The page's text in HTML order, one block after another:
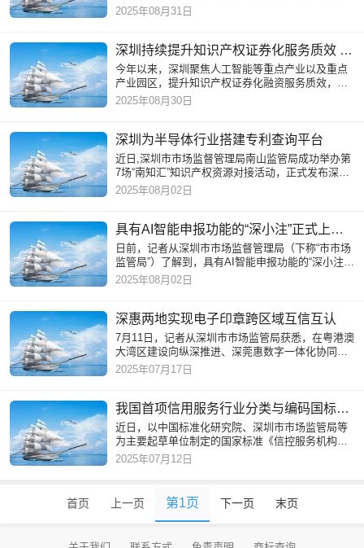
突破100万户，达到1003102户，实现历史性跨越。
2025年08月31日
深圳持续提升知识产权证券化服务质效 金融“活水”澎湃科创高地
今年以来，深圳聚焦人工智能等重点产业以及重点
产业园区，提升知识产权证券化融资服务质效，推
动知识产权金融资源向关键领域集聚。近期，深圳
2025年08月30日
深圳为半导体行业搭建专利查询平台
近日,深圳市市场监督管理局南山监管局成功举办第
7场“南知汇”知识产权资源对接活动，正式发布深圳
市半导体行业专利导航查询平台。
2025年08月02日
具有AI智能申报功能的“深小注”正式上线，申办营业执照像微信聊天一样
日前，记者从深圳市市场监督管理局（下称“市市场
监管局”）了解到，具有AI智能申报功能的“深小注”
已正式上线，简单对话即可申办营业执照。申办时
2025年08月02日
深惠两地实现电子印章跨区域互信互认
7月11日，记者从深圳市市场监管局获悉，在粤港澳
大湾区建设向纵深推进、深莞惠数字一体化协同发
展加速落地的时期，深圳与惠州正式实现电子印章
2025年07月17日
我国首项信用服务行业分类与编码国标实施
近日，以中国标准化研究院、深圳市市场监管局等
为主要起草单位制定的国家标准《信控服务机构分
类及编码规范》（GB/T 45805-2025)正式发布实
2025年07月12日
首页 上一页 第1页 下一页 末页